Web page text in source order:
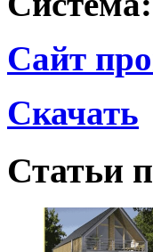
Сайт
Скачать
Статьи